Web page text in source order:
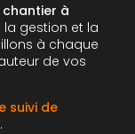
chantier à
gestion et la
à chaque
de vos
suivi de